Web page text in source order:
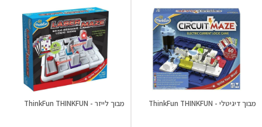
מבוך דיגיטלי - ThinkFun THINKFUN מבוך לייזר - ThinkFun THINKFUN